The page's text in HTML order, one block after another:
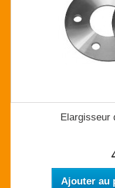
Elargisseur
Ajouter au